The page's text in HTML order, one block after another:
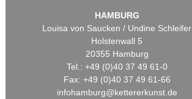
HAMBURG
Louisa von Saucken / Undine Schleifer
Holstenwall 5
20355 Hamburg
Tel.: +49 (0)40 37 49 61-0
Fax: +49 (0)40 37 49 61-66
infohamburg@kettererkunst.de